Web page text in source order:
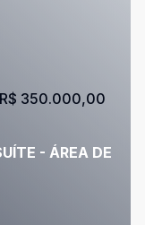
- ÁREA DE
R$ 350.000,00